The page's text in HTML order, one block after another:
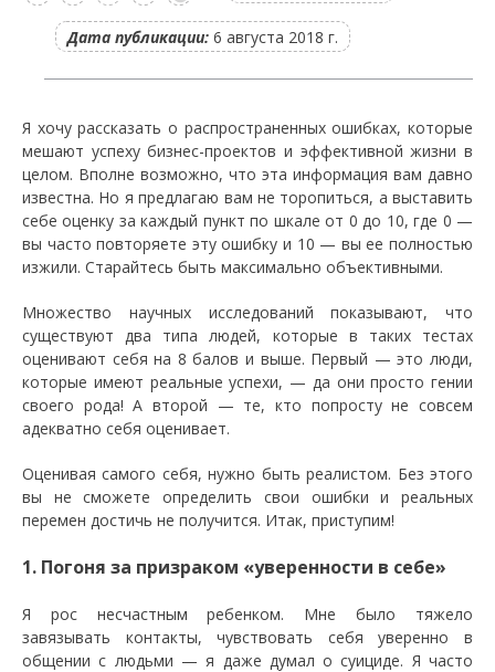
Дата публикации: 6 августа 2018 г.
Я хочу рассказать о распространенных ошибках, которые
мешают успеху бизнес-проектов и эффективной жизни в
целом. Вполне возможно, что эта информация вам давно
известна. Но я предлагаю вам не торопиться, а выставить
себе оценку за каждый пункт по шкале от 0 до 10, где 0 —
вы часто повторяете эту ошибку и 10 — вы ее полностью
изжили. Старайтесь быть максимально объективными.
Множество научных исследований показывают, что
существуют два типа людей, которые в таких тестах
оценивают себя на 8 балов и выше. Первый — это люди,
которые имеют реальные успехи, — да они просто гении
своего рода! А второй — те, кто попросту не совсем
адекватно себя оценивает.
Оценивая самого себя, нужно быть реалистом. Без этого
вы не сможете определить свои ошибки и реальных
перемен достичь не получится. Итак, приступим!
1. Погоня за призраком «уверенности в себе»
Я рос несчастным ребенком. Мне было тяжело
завязывать контакты, чувствовать себя уверенно в
общении с людьми — я даже думал о суициде. Я часто